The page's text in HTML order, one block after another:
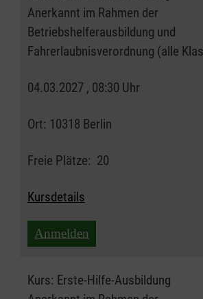
Anerkannt im Rahmen der
Betriebshelferausbildung und
Fahrerlaubnisverordnung (alle
04.03.2027 , 08:30 Uhr
Ort: 10318 Berlin
Freie Plätze: 20
Kursdetails
Anmelden
Kurs: Erste-Hilfe-Ausbildung